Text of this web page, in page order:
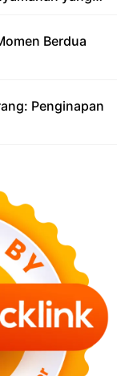
Berdua
Penginapan